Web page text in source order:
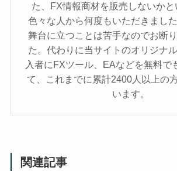
た、FX情報商材を販売しないかと
色々な人から何度もいただきまし
舞台に立つことは苦手なのでお断
た。代わりに当サイトのオリジナ
入者にFXツール、EAなどを無料で
て、これまでに累計2400人以上の
います。
関連記事